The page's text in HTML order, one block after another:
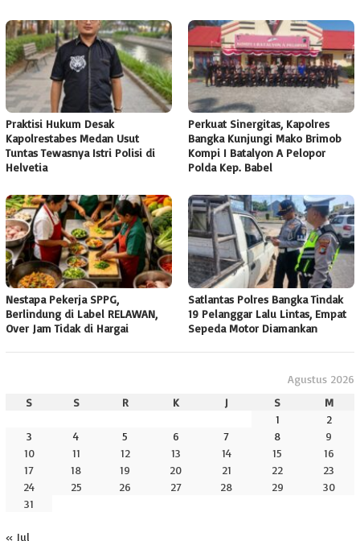
Praktisi Hukum Desak
Kapolrestabes Medan Usut
Tuntas Tewasnya Istri Polisi di
Helvetia
Perkuat Sinergitas, Kapolres
Bangka Kunjungi Mako Brimob
Kompi I Batalyon A Pelopor
Polda Kep. Babel
Nestapa Pekerja SPPG,
Berlindung di Label RELAWAN,
Over Jam Tidak di Hargai
Satlantas Polres Bangka Tindak
19 Pelanggar Lalu Lintas, Empat
Sepeda Motor Diamankan
Agustus 2026
S
S R K J S
M
1
2
3
4 5 6 7 8
9
10
11 12 13 14 15
16
17
18 19 20 21 22
23
24
25 26 27 28 29
30
31
« Jul